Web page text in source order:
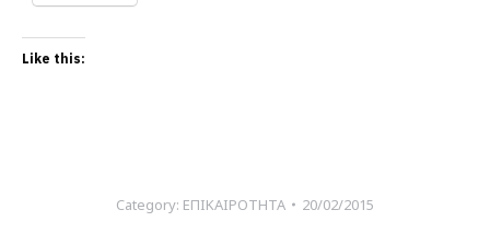
Like this:
Category: ΕΠΙΚΑΙΡΟΤΗΤΑ 20/02/2015